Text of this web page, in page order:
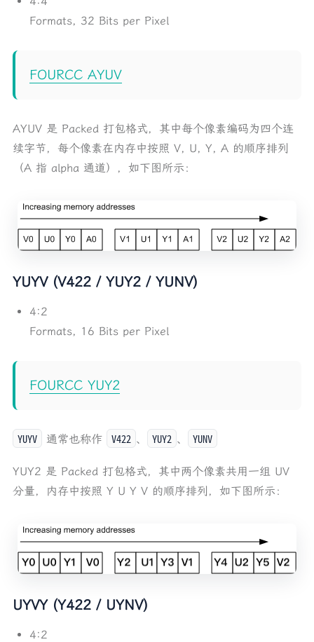
Formats, 32 Bits per Pixel
FOURCC AYUV
AYUV 是 Packed 打包格式，其中每个像素编码为四个连
续字节，每个像素在内存中按照 V, U, Y, A 的顺序排列
（A 指 alpha 通道），如下图所示：
YUYV (V422 / YUY2 / YUNV)
4:2
Formats, 16 Bits per Pixel
FOURCC YUY2
YUYV 通常也称作 V422 、 YUY2 、 YUNV
YUY2 是 Packed 打包格式，其中两个像素共用一组 UV
分量，内存中按照 Y U Y V 的顺序排列，如下图所示：
UYVY (Y422 / UYNV)
4:2